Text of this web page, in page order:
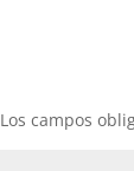
Los campos